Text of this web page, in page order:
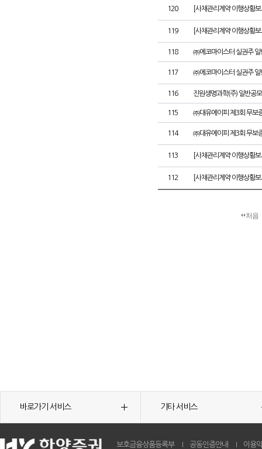
120 [사채관리계약 이행상황
119 [사채관리계약 이행상황
118 ㈜에코마이스터 실권주 일
117 ㈜에코마이스터 실권주 일
116 진원생명과학(주) 일반공
115 ㈜대유에이피 제3회 무보
114 ㈜대유에이피 제3회 무보
113 [사채관리계약 이행상황
112 [사채관리계약 이행상황
처음
바로가기 서비스 기타 서비스
보호금융상품등록부 공동인증안내 이용